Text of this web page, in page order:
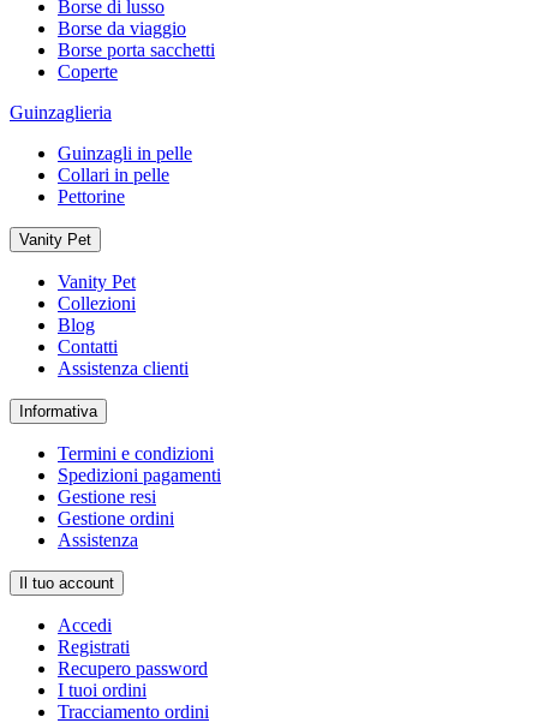
Borse di lusso
Borse da viaggio
Borse porta sacchetti
Coperte
Guinzaglieria
Guinzagli in pelle
Collari in pelle
Pettorine
Vanity Pet
Vanity Pet
Collezioni
Blog
Contatti
Assistenza clienti
Informativa
Termini e condizioni
Spedizioni pagamenti
Gestione resi
Gestione ordini
Assistenza
Il tuo account
Accedi
Registrati
Recupero password
I tuoi ordini
Tracciamento ordini